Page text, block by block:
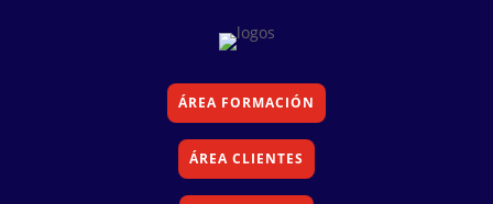
ÁREA FORMACIÓN
ÁREA CLIENTES